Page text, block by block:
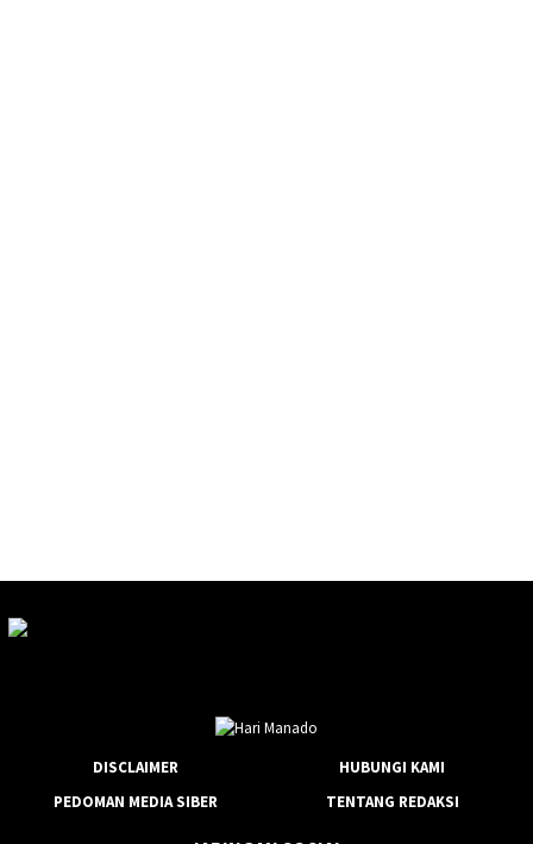
DISCLAIMER
HUBUNGI KAMI
PEDOMAN MEDIA SIBER
TENTANG REDAKSI